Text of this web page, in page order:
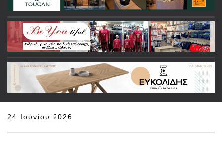
24 Ιουνίου 2026